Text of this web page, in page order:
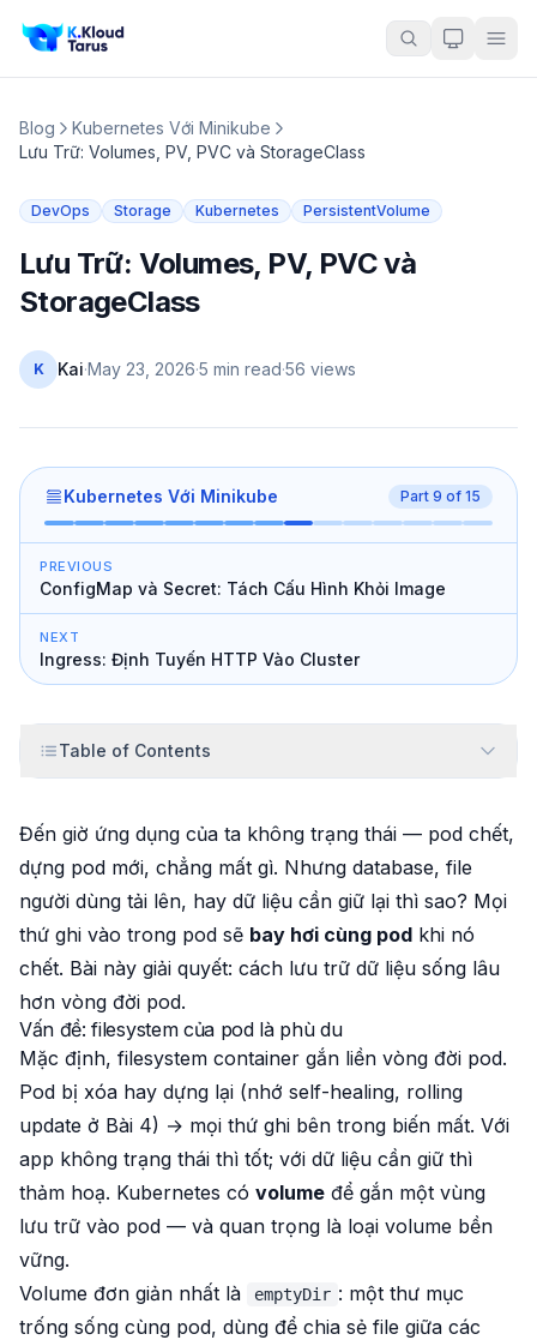
Blog
Kubernetes Với Minikube
Lưu Trữ: Volumes, PV, PVC và StorageClass
DevOps Storage Kubernetes PersistentVolume
Lưu Trữ: Volumes, PV, PVC và
StorageClass
K Kai·May 23, 2026·5 min read·56 views
Kubernetes Với Minikube Part 9 of 15
PREVIOUS
ConfigMap và Secret: Tách Cấu Hình Khỏi Image
NEXT
Ingress: Định Tuyến HTTP Vào Cluster
Table of Contents
Đến giờ ứng dụng của ta không trạng thái — pod chết,
dựng pod mới, chẳng mất gì. Nhưng database, file
người dùng tải lên, hay dữ liệu cần giữ lại thì sao? Mọi
thứ ghi vào trong pod sẽ bay hơi cùng pod khi nó
chết. Bài này giải quyết: cách lưu trữ dữ liệu sống lâu
hơn vòng đời pod.
Vấn đề: filesystem của pod là phù du
Mặc định, filesystem container gắn liền vòng đời pod.
Pod bị xóa hay dựng lại (nhớ self-healing, rolling
update ở Bài 4) → mọi thứ ghi bên trong biến mất. Với
app không trạng thái thì tốt; với dữ liệu cần giữ thì
thảm hoạ. Kubernetes có volume để gắn một vùng
lưu trữ vào pod — và quan trọng là loại volume bền
vững.
Volume đơn giản nhất là
emptyDir : một thư mục
trống sống cùng pod, dùng để chia sẻ file giữa các